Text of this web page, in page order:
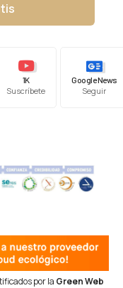
1K
Suscríbete
Google News
Seguir
por la Green Web